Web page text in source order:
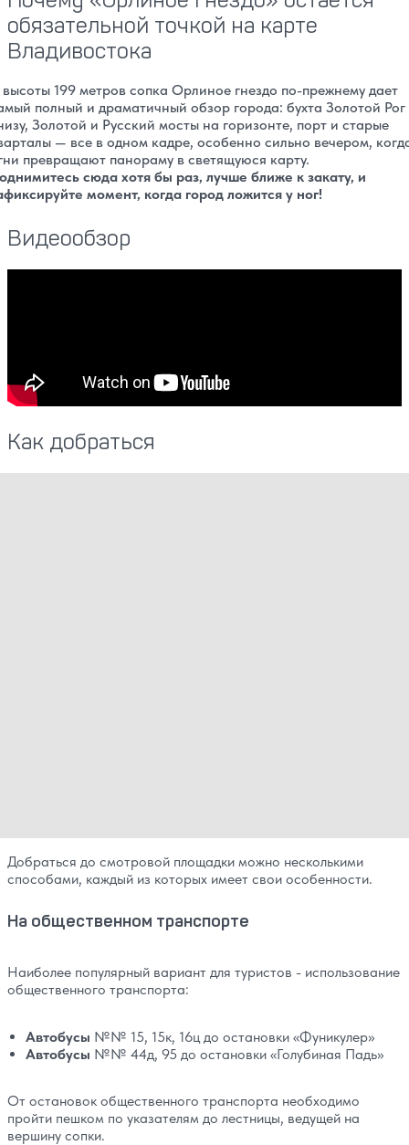
обязательной точкой на карте
Владивостока
199 метров сопка Орлиное гнездо по-прежнему дает
полный и драматичный обзор города: бухта Золотой Рог
Золотой и Русский мосты на горизонте, порт и старые
— все в одном кадре, особенно сильно вечером,
превращают панораму в светящуюся карту.
сюда хотя бы раз, лучше ближе к закату, и
момент, когда город ложится у ног!
Видеообзор
Как добраться
Добраться до смотровой площадки можно несколькими
способами, каждый из которых имеет свои особенности.
На общественном транспорте
Наиболее популярный вариант для туристов - использование
общественного транспорта:
Автобусы №№ 15, 15к, 16ц до остановки «Фуникулер»
Автобусы №№ 44д, 95 до остановки «Голубиная Падь»
От остановок общественного транспорта необходимо
пройти пешком по указателям до лестницы, ведущей на
вершину сопки.